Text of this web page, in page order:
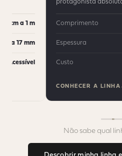
30 cm a 1 m
12 a 17 mm
+ Acessível
protagonista
Comprimento
Espessura
Custo
CONHECER A LINHA
Não sabe qual